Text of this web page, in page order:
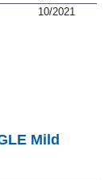
10/2021
Mild